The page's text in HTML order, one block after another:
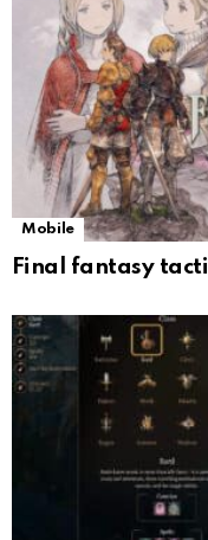
Mobile
Final fantasy